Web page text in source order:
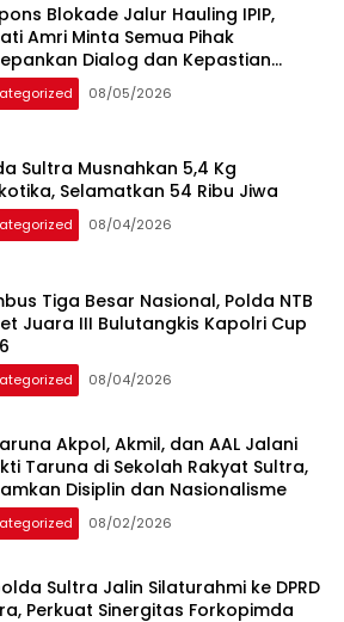
Blokade Jalur Hauling IPIP,
Amri Minta Semua Pihak
Dialog dan Kepastian
08/05/2026
Sultra Musnahkan 5,4 Kg
Selamatkan 54 Ribu Jiwa
08/04/2026
Tiga Besar Nasional, Polda NTB
Juara III Bulutangkis Kapolri Cup
08/04/2026
Akpol, Akmil, dan AAL Jalani
Taruna di Sekolah Rakyat Sultra,
Disiplin dan Nasionalisme
08/02/2026
Sultra Jalin Silaturahmi ke DPRD
Perkuat Sinergitas Forkopimda